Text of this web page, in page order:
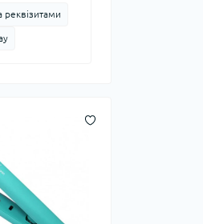
реквізитами